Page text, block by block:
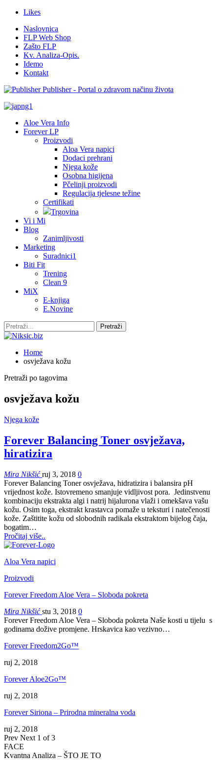
Likes
Naslovnica
FLP Web Shop
Zašto FLP
Kv. Analiza-Opis.
Idemo
Kontakt
Publisher - Portal o zdravom načinu života
Aloe Vera Info
Forever LP
Proizvodi
Aloa Vera napici
Dodaci prehrani
Njega kože
Osobna higijena
Pčelinji proizvodi
Regulacija tjelesne težine
Certifikati
Trgovina
Vi i Mi
Blog
Zanimljivosti
Marketing
Suradnici1
Biti Fit
Trening
Clean 9
MiX
E-knjiga
E.Novine
Home
osvježava kožu
Pretraži po tagovima
osvježava kožu
Njega kože
Forever Balancing Toner osvježava,
hiratizira
Mira Nikšićruj 3, 2018 0
Forever Balancing Toner osvježava, hidratizira i balansira pH
vrijednost kože. Istovremeno smanjuje vidljivost pora. Jedinstvenu
kombinaciju ekstrakta algi i natrij hijalurona vlaži i omekšava vašu
kožu. Osim toga, ekstrakt krastavca pomaže u teksturi i natečenosti
kože. Zaštitite kožu od slobodnih radikala ekstraktom bijelog čaja,
bogatim…
Pročitaj više..
Aloa Vera napici
Proizvodi
Forever Freedom Aloe Vera – Sloboda pokreta
Mira Nikšićstu 3, 2018 0
Forever Freedom Aloe Vera – Sloboda pokreta Naše kosti u tijelu s
godinama dožive promjene. Hrskavica kao vezivno…
Forever Freedom2Go™
ruj 2, 2018
Forever Aloe2Go™
ruj 2, 2018
Forever Siriona – Prirodna mineralna voda
ruj 2, 2018
Prev Next 1 of 3
FACE
Kvantna Analiza – ŠTO JE TO